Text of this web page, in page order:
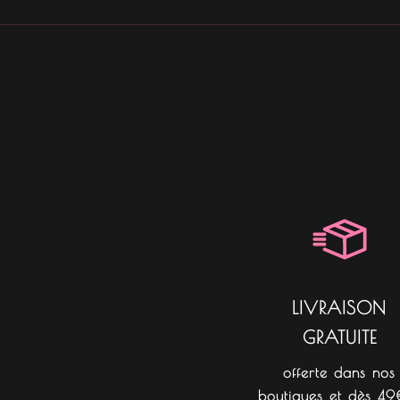
LIVRAISON
GRATUITE
offerte dans nos
boutiques et dès